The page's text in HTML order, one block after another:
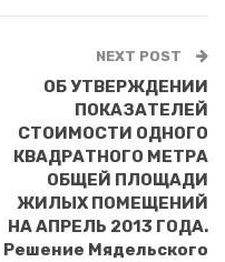
NEXT POST
ОБ УТВЕРЖДЕНИИ
ПОКАЗАТЕЛЕЙ
СТОИМОСТИ ОДНОГО
КВАДРАТНОГО МЕТРА
ОБЩЕЙ ПЛОЩАДИ
ЖИЛЫХ ПОМЕЩЕНИЙ
НА АПРЕЛЬ 2013 ГОДА.
Решение Мядельского